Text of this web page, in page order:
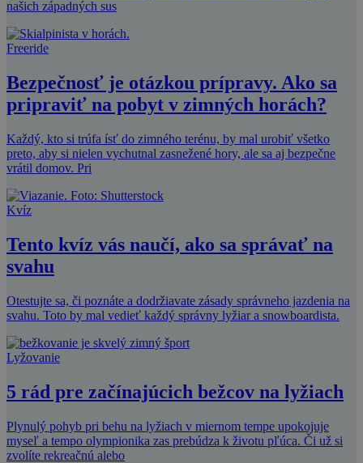
našich západných sus
Freeride
Bezpečnosť je otázkou prípravy. Ako sa
pripraviť na pobyt v zimných horách?
Každý, kto si trúfa ísť do zimného terénu, by mal urobiť všetko
preto, aby si nielen vychutnal zasnežené hory, ale sa aj bezpečne
vrátil domov. Pri
Kvíz
Tento kvíz vás naučí, ako sa správať na
svahu
Otestujte sa, či poznáte a dodržiavate zásady správneho jazdenia na
svahu. Toto by mal vedieť každý správny lyžiar a snowboardista.
Lyžovanie
5 rád pre začínajúcich bežcov na lyžiach
Plynulý pohyb pri behu na lyžiach v miernom tempe upokojuje
myseľ a tempo olympionika zas prebúdza k životu pľúca. Či už si
zvolíte rekreačnú alebo